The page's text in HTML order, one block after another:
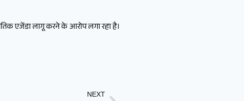
एजेंडा लागू करने के आरोप लगा रहा है।
NEXT